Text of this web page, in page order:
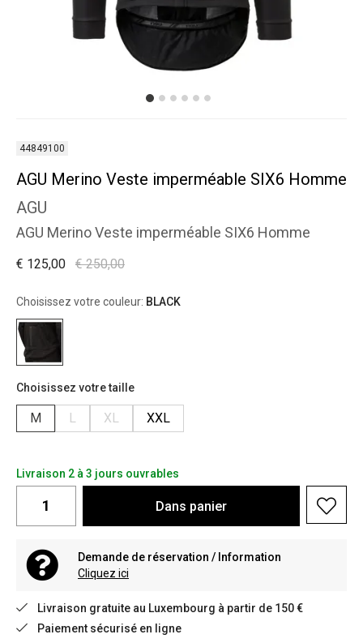
44849100
AGU Merino Veste imperméable SIX6 Homme
AGU
AGU Merino Veste imperméable SIX6 Homme
€ 250,00
€ 125,00
Choisissez votre couleur: BLACK
Choisissez votre taille
M L XL XXL
Livraison 2 à 3 jours ouvrables
Dans panier
Demande de réservation / Information
Cliquez ici
Livraison gratuite au Luxembourg à partir de 150 €
Paiement sécurisé en ligne